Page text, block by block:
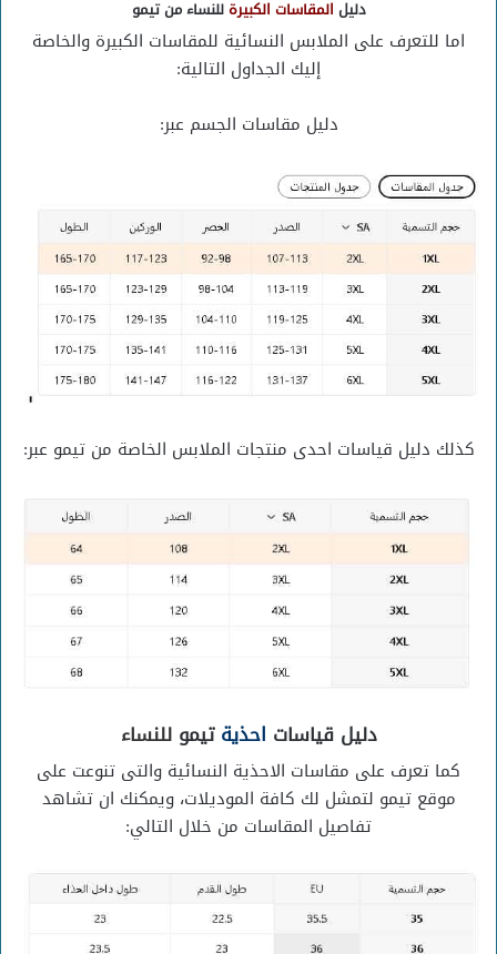
دليل المقاسات الكبيرةللنساء من تيمو
اما للتعرف على الملابس النسائية للمقاسات الكبيرة والخاصة
إليك الجداول التالية:
دليل مقاسات الجسم عبر:
كذلك دليل قياسات احدى منتجات الملابس الخاصة من تيمو عبر:
دليل قياسات احذيةتيموللنساء
كما تعرف على مقاسات الاحذية النسائية والتى تنوعت على
موقع تيمو لتمشل لك كافة الموديلات، ويمكنك ان تشاهد
تفاصيل المقاسات من خلال التالي: